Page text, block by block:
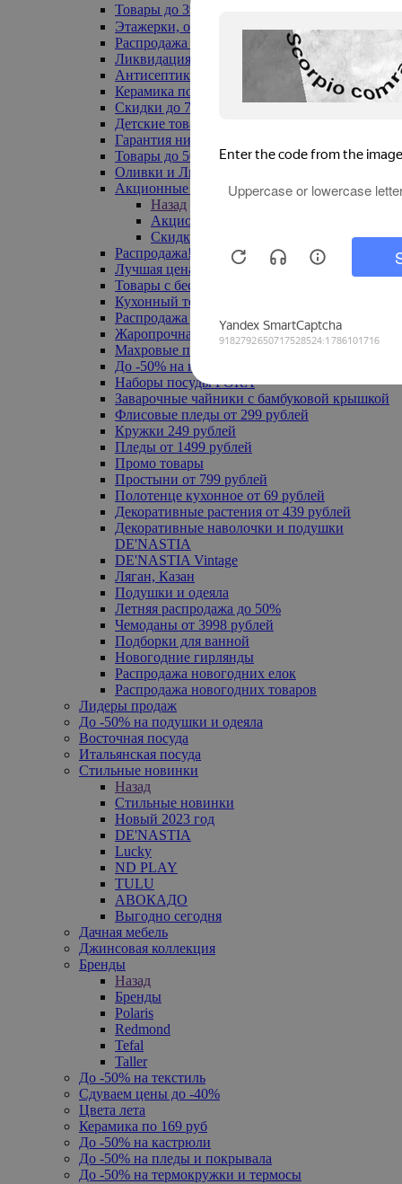
Товары до 399₽
Этажерки, обувницы
Распродажа текстиля до -50%
Ликвидация до -70%
Антисептики
Керамика по 129 руб
Скидки до 70%
Детские товары
Гарантия низкой цены
Товары до 500 руб
Оливки и Лимоны
Акционные товары
Назад
Акционные товары
Скидка 20% по промокоду
Распродажа! Ульяновск до -70%
Лучшая цена
Товары с бесплатной доставкой
Кухонный текстиль
Распродажа до -50%
Жаропрочная посуда
Махровые полотенца
До -50% на ковры
Наборы посуды FORA
Заварочные чайники с бамбуковой крышкой
Флисовые пледы от 299 рублей
Кружки 249 рублей
Пледы от 1499 рублей
Промо товары
Простыни от 799 рублей
Полотенце кухонное от 69 рублей
Декоративные растения от 439 рублей
Декоративные наволочки и подушки
DE'NASTIA
DE'NASTIA Vintage
Ляган, Казан
Подушки и одеяла
Летняя распродажа до 50%
Чемоданы от 3998 рублей
Подборки для ванной
Новогодние гирлянды
Распродажа новогодних елок
Распродажа новогодних товаров
Лидеры продаж
До -50% на подушки и одеяла
Восточная посуда
Итальянская посуда
Стильные новинки
Назад
Стильные новинки
Новый 2023 год
DE'NASTIA
Lucky
ND PLAY
TULU
АВОКАДО
Выгодно сегодня
Дачная мебель
Джинсовая коллекция
Бренды
Назад
Бренды
Polaris
Redmond
Tefal
Taller
До -50% на текстиль
Сдуваем цены до -40%
Цвета лета
Керамика по 169 руб
До -50% на кастрюли
До -50% на пледы и покрывала
До -50% на термокружки и термосы